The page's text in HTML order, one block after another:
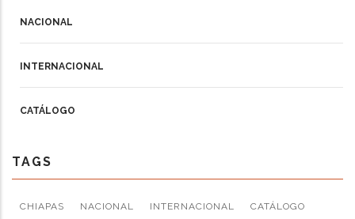
NACIONAL
INTERNACIONAL
CATÁLOGO
TAGS
CHIAPAS NACIONAL INTERNACIONAL CATÁLOGO